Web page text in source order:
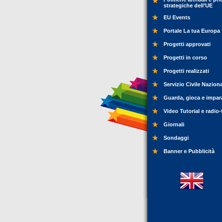
strategiche dell’UE
EU Events
Portale La tua Europa
Progetti approvati
Progetti in corso
Progetti realizzati
Servizio Civile
Guarda, gioca e
Video Tutorial e
Giornali
Sondaggi
Banner e Pubblicità